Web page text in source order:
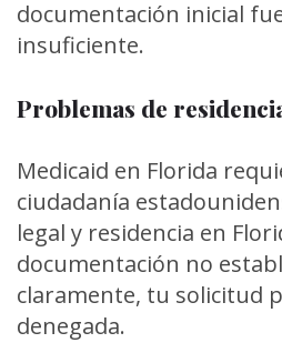
documentación inicial
insuficiente.
Problemas de
Medicaid en Florida
ciudadanía
legal y residencia en
documentación no
claramente, tu solicitud
denegada.